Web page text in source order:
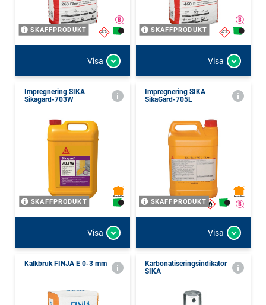
SKAFFPRODUKT
Visa
SKAFFPRODUKT
Visa
Impregnering SIKA
Sikagard-703W
SKAFFPRODUKT
Visa
Impregnering SIKA
SikaGard-705L
SKAFFPRODUKT
Visa
Kalkbruk FINJA E 0-3 mm
Karbonatiseringsindikator
SIKA